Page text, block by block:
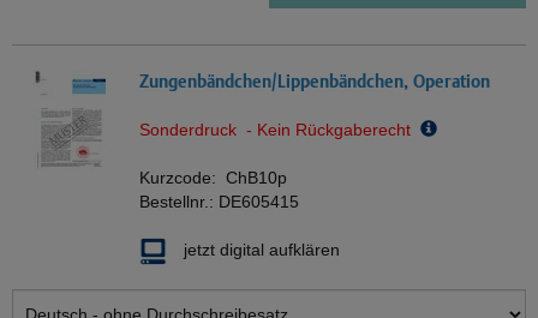
Zungenbändchen/Lippenbändchen, Operation
Sonderdruck - Kein Rückgaberecht
Kurzcode: ChB10p
Bestellnr.: DE605415
jetzt digital aufklären